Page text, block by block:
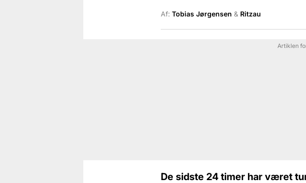
Af: Tobias Jørgensen & Ritzau
Artiklen
De sidste 24 timer har været